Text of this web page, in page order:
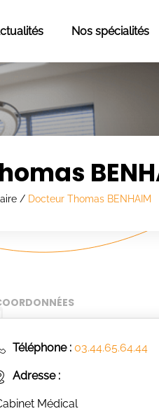
Nos spécialités
/ Docteur Thomas BENHAIM
Téléphone : 03.44.65.64.44
Adresse :
Médical